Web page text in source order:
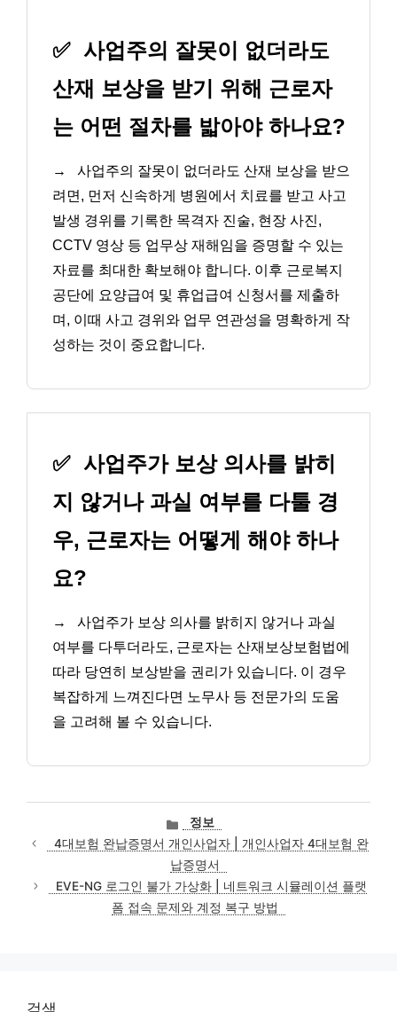
✅ 사업주의 잘못이 없더라도
산재 보상을 받기 위해 근로자
는 어떤 절차를 밟아야 하나요?
→
사업주의 잘못이 없더라도 산재 보상을 받으
려면, 먼저 신속하게 병원에서 치료를 받고 사고
발생 경위를 기록한 목격자 진술, 현장 사진,
CCTV 영상 등 업무상 재해임을 증명할 수 있는
자료를 최대한 확보해야 합니다. 이후 근로복지
공단에 요양급여 및 휴업급여 신청서를 제출하
며, 이때 사고 경위와 업무 연관성을 명확하게 작
성하는 것이 중요합니다.
✅ 사업주가 보상 의사를 밝히
지 않거나 과실 여부를 다툴 경
우, 근로자는 어떻게 해야 하나
요?
→
사업주가 보상 의사를 밝히지 않거나 과실
여부를 다투더라도, 근로자는 산재보상보험법에
따라 당연히 보상받을 권리가 있습니다. 이 경우
복잡하게 느껴진다면 노무사 등 전문가의 도움
을 고려해 볼 수 있습니다.
카
테
고
리
정보
4대보험 완납증명서 개인사업자 | 개인사업자 4대보험 완
납증명서
EVE-NG 로그인 불가 가상화 | 네트워크 시뮬레이션 플랫
폼 접속 문제와 계정 복구 방법
검색